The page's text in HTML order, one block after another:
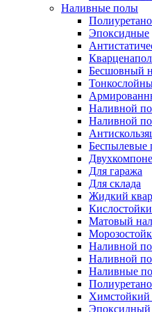
Наливные полы
Эпоксидные
Бесшовный
Наливной
Наливной
Беспылевые
Для гаража
Для склада
Жидкий
Матовый
Наливной
Наливной
Наливные
Химстойкий
Эпоксидный